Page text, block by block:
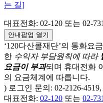
는 길]
대표전화: 02-120 또는 02-
안내팝업 열기
‘120다산콜재단’의 통화요
한 수익자 부담원칙에 따라
요금이 부과되며 휴대전화
의 요금체계에 따릅니다.
) 로그인 문의: 02-2126-
대표전화: 02-120 또는 02-